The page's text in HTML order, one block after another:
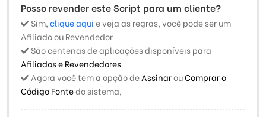
Posso revender este Script para um cliente?
Sim,clique aquie veja as regras, você pode ser um
Afiliado ou Revendedor
São centenas de aplicações disponíveis para
Afiliados e Revendedores
Agora você tem a opção deAssinarouComprar o
Código Fontedo sistema,